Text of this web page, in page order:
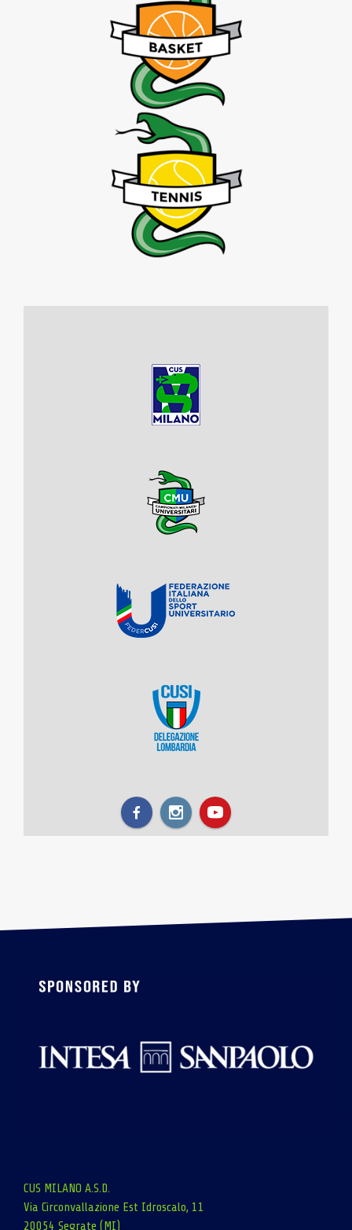
CUS MILANO A.S.D.
Via Circonvallazione Est Idroscalo, 11
20054 Segrate (MI)